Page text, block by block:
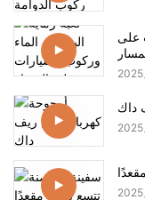
على
2025
داك
2025
2025